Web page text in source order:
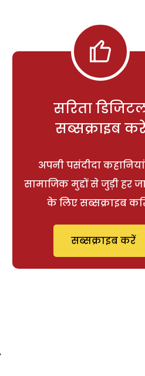
सरिता
सब्सक्राइब
अपनी पसंदीदा
सामाजिक मुद्दों से जुड़ी हर
के लिए सब्सक्राइब
सब्सक्राइब करें